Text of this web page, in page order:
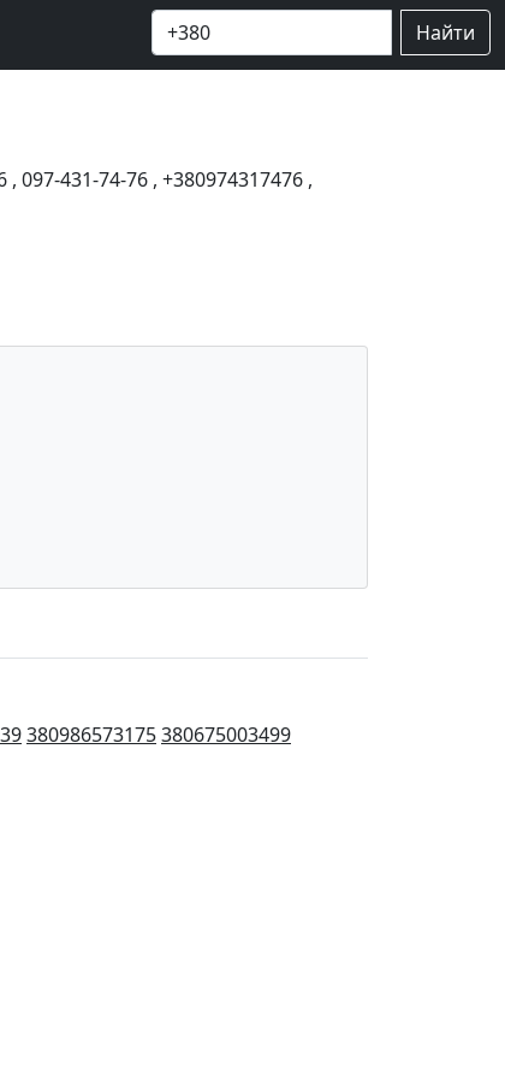
Найти
, 097-431-74-76 , +380974317476 ,
380986573175380675003499